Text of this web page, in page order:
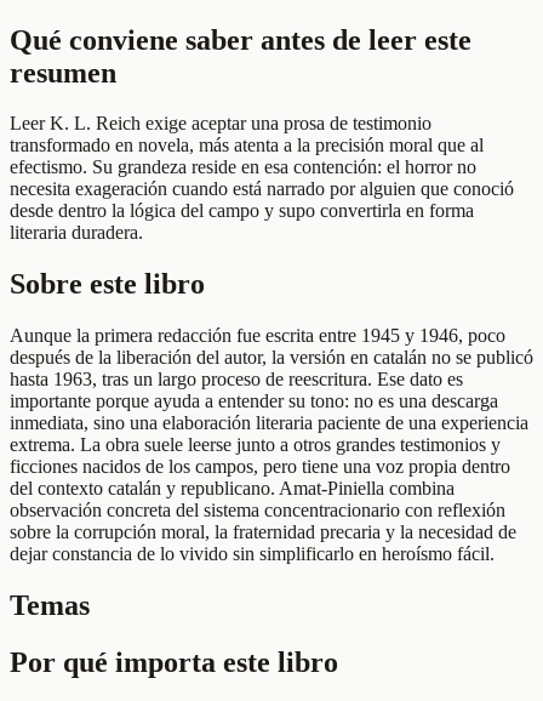
Qué conviene saber antes de leer este
resumen
Leer K. L. Reich exige aceptar una prosa de testimonio
transformado en novela, más atenta a la precisión moral que al
efectismo. Su grandeza reside en esa contención: el horror no
necesita exageración cuando está narrado por alguien que conoció
desde dentro la lógica del campo y supo convertirla en forma
literaria duradera.
Sobre este libro
Aunque la primera redacción fue escrita entre 1945 y 1946, poco
después de la liberación del autor, la versión en catalán no se publicó
hasta 1963, tras un largo proceso de reescritura. Ese dato es
importante porque ayuda a entender su tono: no es una descarga
inmediata, sino una elaboración literaria paciente de una experiencia
extrema. La obra suele leerse junto a otros grandes testimonios y
ficciones nacidos de los campos, pero tiene una voz propia dentro
del contexto catalán y republicano. Amat-Piniella combina
observación concreta del sistema concentracionario con reflexión
sobre la corrupción moral, la fraternidad precaria y la necesidad de
dejar constancia de lo vivido sin simplificarlo en heroísmo fácil.
Temas
Por qué importa este libro